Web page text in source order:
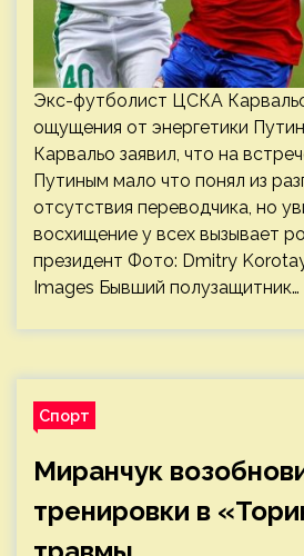
Экс-футболист ЦСКА
ощущения от энергетики
Карвальо заявил, что на
Путиным мало что понял из
отсутствия переводчика, но
восхищение у всех вызывает
президент Фото: Dmitry
Images Бывший полузащитник…
Спорт
Миранчук
тренировки в